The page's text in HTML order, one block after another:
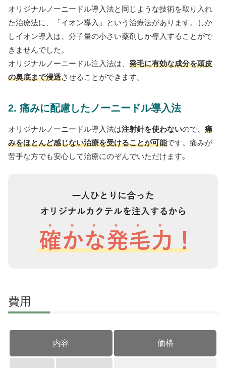
オリジナルノーニードル導入法と同じような技術を取り入れ
た治療法に、「イオン導入」という治療法があります。しか
しイオン導入は、分子量の小さい薬剤しか導入することがで
きませんでした。
オリジナルノーニードル注入法は、 発毛に有効な成分を頭皮
の奥底まで浸透させることができます。
2. 痛みに配慮したノーニードル導入法
オリジナルノーニードル導入法は注射針を使わないので、 痛
みをほとんど感じない治療を受けることが可能です。痛みが
苦手な方でも安心して治療にのぞんでいただけます｡
費用
内容 価格